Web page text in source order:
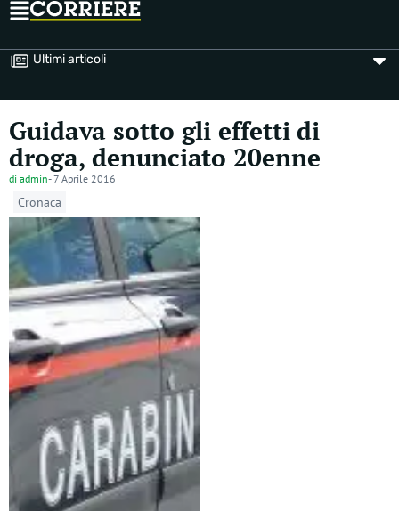
Ultimi articoli
Guidava sotto gli effetti di
droga, denunciato 20enne
di admin-7 Aprile 2016
Cronaca